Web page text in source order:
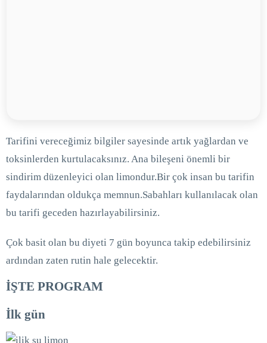
Tarifini vereceğimiz bilgiler sayesinde artık yağlardan ve
toksinlerden kurtulacaksınız. Ana bileşeni önemli bir
sindirim düzenleyici olan limondur.Bir çok insan bu tarifin
faydalarından oldukça memnun.Sabahları kullanılacak olan
bu tarifi geceden hazırlayabilirsiniz.
Çok basit olan bu diyeti 7 gün boyunca takip edebilirsiniz
ardından zaten rutin hale gelecektir.
İŞTE PROGRAM
İlk gün